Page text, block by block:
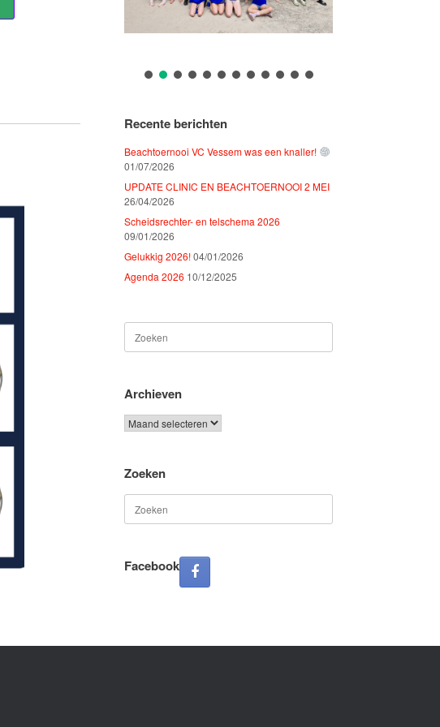
Recente berichten
Beachtoernooi VC Vessem was een knaller!
01/07/2026
UPDATE CLINIC EN BEACHTOERNOOI 2 MEI
26/04/2026
Scheidsrechter- en telschema 2026
09/01/2026
Gelukkig 2026!04/01/2026
Agenda 2026 10/12/2025
naar:
Archieven
Archieven
Zoeken
naar:
Facebook